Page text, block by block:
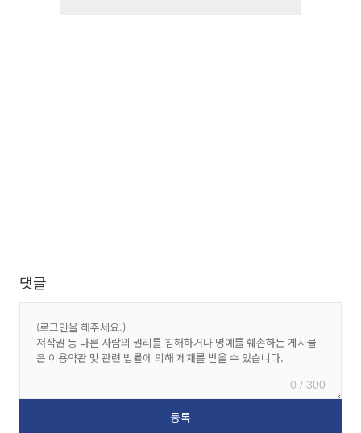
댓글
0 / 300